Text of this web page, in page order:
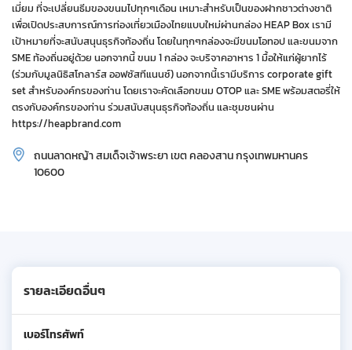
เมี่ยม ที่จะเปลี่ยนธีมของขนมไปทุกๆเดือน เหมาะสำหรับเป็นของฝากชาวต่างชาติ
เพื่อเปิดประสบการณ์การท่องเที่ยวเมืองไทยแบบใหม่ผ่านกล่อง HEAP Box เรามี
เป้าหมายที่จะสนับสนุนธุรกิจท้องถิ่น โดยในทุกๆกล่องจะมีขนมโอทอป และขนมจาก
SME ท้องถิ่นอยู่ด้วย นอกจากนี้ ขนม 1 กล่อง จะบริจาคอาหาร 1 มื้อให้แก่ผู้ยากไร้
(ร่วมกับมูลนิธิสโกลาร์ส ออฟซัสทีแนนซ์) นอกจากนี้เรามีบริการ corporate gift
set สำหรับองค์กรของท่าน โดยเราจะคัดเลือกขนม OTOP และ SME พร้อมสตอรี่ให้
ตรงกับองค์กรของท่าน ร่วมสนับสนุนธุรกิจท้องถิ่น และชุมชนผ่าน
https://heapbrand.com
ถนนลาดหญ้า สมเด็จเจ้าพระยา เขต คลองสาน กรุงเทพมหานคร
10600
รายละเอียดอื่นๆ
เบอร์โทรศัพท์